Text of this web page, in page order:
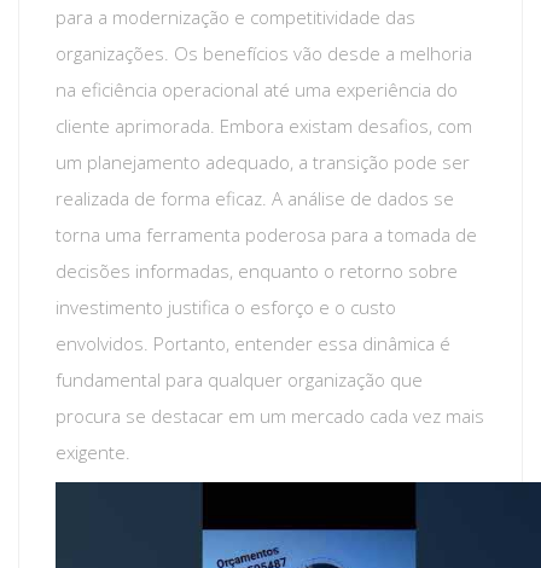
para a modernização e competitividade das
organizações. Os benefícios vão desde a melhoria
na eficiência operacional até uma experiência do
cliente aprimorada. Embora existam desafios, com
um planejamento adequado, a transição pode ser
realizada de forma eficaz. A análise de dados se
torna uma ferramenta poderosa para a tomada de
decisões informadas, enquanto o retorno sobre
investimento justifica o esforço e o custo
envolvidos. Portanto, entender essa dinâmica é
fundamental para qualquer organização que
procura se destacar em um mercado cada vez mais
exigente.